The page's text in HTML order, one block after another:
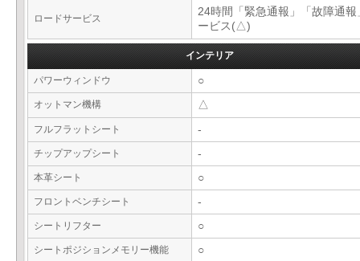
ロードサービス
24時間「緊急通報」「故障通報
ービス(△)
インテリア
パワーウィンドウ ○
オットマン機構 △
フルフラットシート -
チップアップシート -
本革シート ○
フロントベンチシート -
シートリフター ○
シートポジションメモリー機能 ○